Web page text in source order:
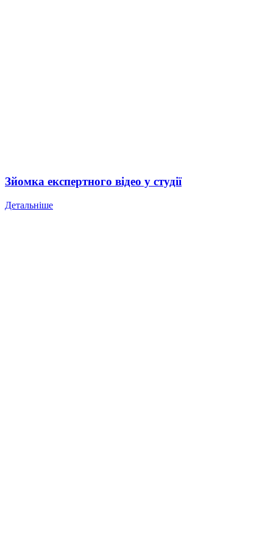
Зйомка експертного відео у студії
Детальніше